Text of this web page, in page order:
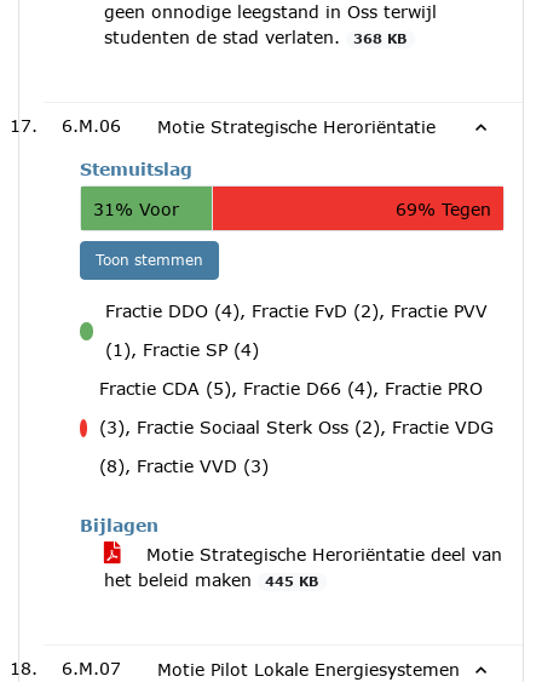
geen onnodige leegstand in Oss terwijl
studenten de stad verlaten.
368 KB
6.M.06 Motie Strategische Heroriëntatie
Stemuitslag
31% Voor
69% Tegen
Toon stemmen
voor
Fractie DDO (4), Fractie FvD (2), Fractie PVV
(1), Fractie SP (4)
Fractie CDA (5), Fractie D66 (4), Fractie PRO
(3), Fractie Sociaal Sterk Oss (2), Fractie VDG
(8), Fractie VVD (3)
Bijlagen
Motie Strategische Heroriëntatie deel van
het beleid maken
445 KB
6.M.07 Motie Pilot Lokale Energiesystemen